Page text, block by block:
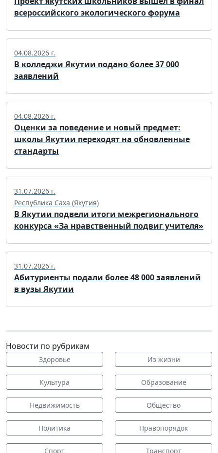
всероссийского экологического форума
04.08.2026 г.
В колледжи Якутии подано более 37 000
заявлений
04.08.2026 г.
Оценки за поведение и новый предмет:
школы Якутии переходят на обновленные
стандарты
31.07.2026 г.
Республика Саха (Якутия)
В Якутии подвели итоги межрегионального
конкурса «За нравственный подвиг учителя»
31.07.2026 г.
Абитуриенты подали более 48 000 заявлений
в вузы Якутии
Новости по рубрикам
Здоровье Из жизни
Культура Образование
Недвижимость Общество
Политика Правопорядок
Спорт Транспорт